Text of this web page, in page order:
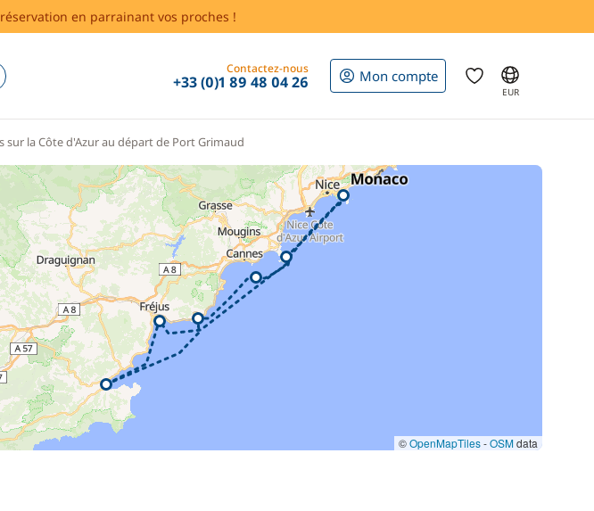
en parrainant vos proches !
Contactez-nous
+33 (0)1 89 48 04 26 Mon compte
EUR
sur la Côte d'Azur au départ de Port Grimaud
©OpenMapTiles-OSMdata